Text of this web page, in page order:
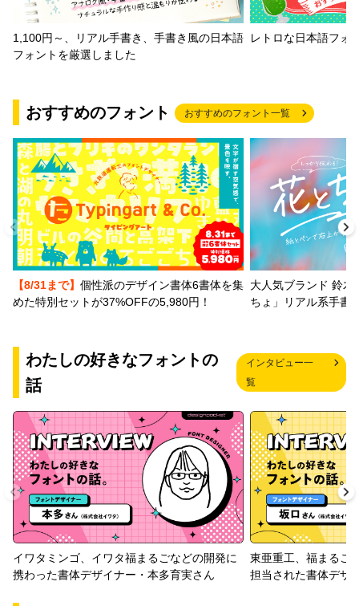
1,100円～、リアル手書き、手書き風の日本語
フォントを厳選しました
レトロな日本語フォ
おすすめのフォント おすすめのフォント一覧
【8/31まで】 個性派のデザイン書体6書体を集
めた特別セットが37%OFFの5,980円！
大人気ブランド 鈴木
ちょ」リアル系手書
わたしの好きなフォントの
話
インタビュー一
覧
イワタミンゴ、イワタ福まるごなどの開発に
携わった書体デザイナー・本多育実さん
東亜重工、福まるご
担当された書体デザ